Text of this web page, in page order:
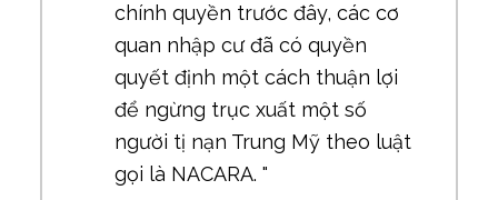
chính quyền trước đây, các cơ
quan nhập cư đã có quyền
quyết định một cách thuận lợi
để ngừng trục xuất một số
người tị nạn Trung Mỹ theo luật
gọi là NACARA. "